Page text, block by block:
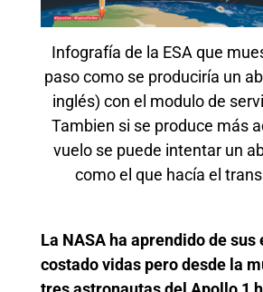
Infografía de la ESA que
paso como se produciría un
inglés) con el modulo de
Tambien si se produce más
vuelo se puede intentar un
como el que hacía el
La NASA ha aprendido de sus
costado vidas pero desde la